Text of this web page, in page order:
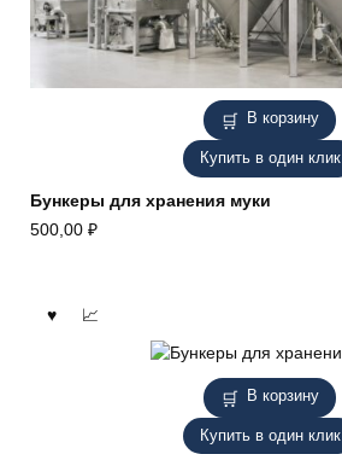
В корзину
Купить в один клик
Бункеры для хранения муки
500,00 ₽
В корзину
Купить в один клик